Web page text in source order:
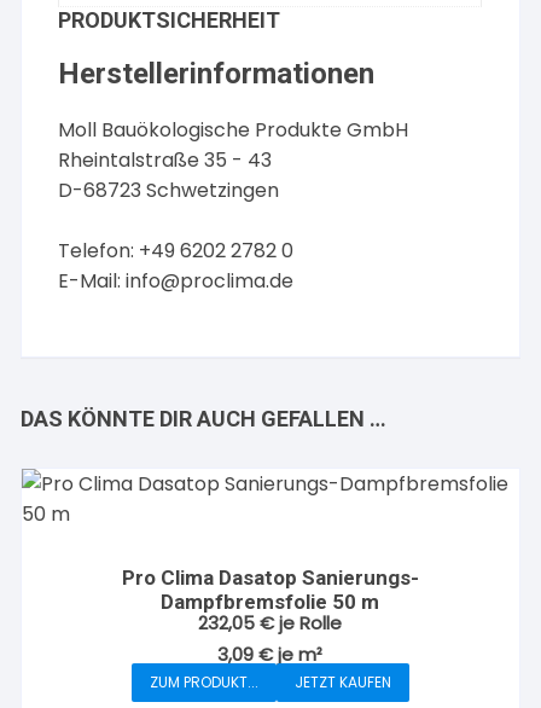
PRODUKTSICHERHEIT
Herstellerinformationen
Moll Bauökologische Produkte GmbH
Rheintalstraße 35 - 43
D-68723 Schwetzingen
Telefon: +49 6202 2782 0
E-Mail:info@proclima.de
DAS KÖNNTE DIR AUCH GEFALLEN …
Pro Clima Dasatop Sanierungs-
Dampfbremsfolie 50 m
232,05€je Rolle
3,09€jem²
ZUM PRODUKT... JETZT KAUFEN